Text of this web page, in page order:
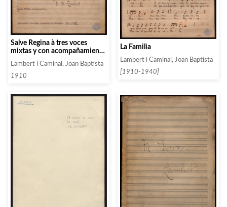
Salve Regina à tres voces
mixtas y con acompañamiento
de órgano ó arm. Y cuarteto de
cuerda adicional
Lambert i Caminal, Joan Baptista
1910
La Familia
Lambert i Caminal, Joan Baptista
[1910-1940]